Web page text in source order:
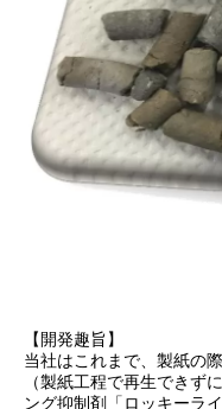
【開発趣旨】
当社はこれまで、製紙の
（製紙工程で再生できず
ング抑制剤「ロッキーラ